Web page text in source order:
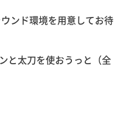
ンド環境を用意してお待
と太刀を使おうっと（全